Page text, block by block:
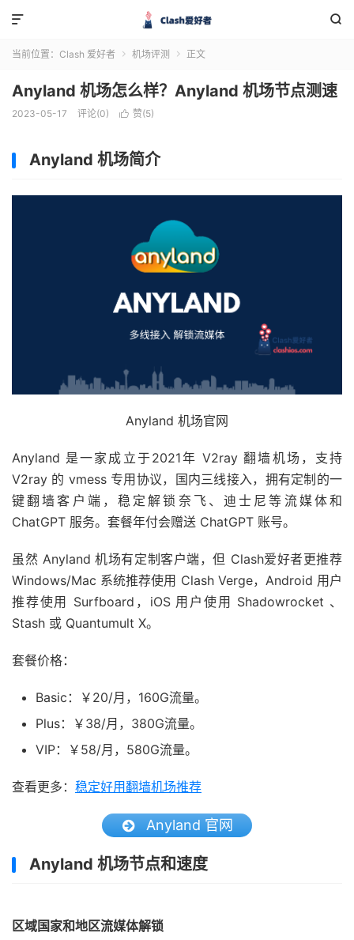


当前位置： Clash 爱好者  机场评测  正文
Anyland 机场怎么样？Anyland 机场节点测速
2023-05-17 评论(0)  赞(5)
Anyland 机场简介
Anyland 机场官网
Anyland 是一家成立于2021年 V2ray 翻墙机场，支持
V2ray 的 vmess 专用协议，国内三线接入，拥有定制的一
键翻墙客户端，稳定解锁奈飞、迪士尼等流媒体和
ChatGPT 服务。套餐年付会赠送 ChatGPT 账号。
虽然 Anyland 机场有定制客户端，但 Clash爱好者更推荐
Windows/Mac 系统推荐使用 Clash Verge，Android 用户
推荐使用 Surfboard，iOS 用户使用 Shadowrocket 、
Stash 或 Quantumult X。
套餐价格：
Basic：￥20/月，160G流量。
Plus：￥38/月，380G流量。
VIP：￥58/月，580G流量。
查看更多： 稳定好用翻墙机场推荐
Anyland 官网
Anyland 机场节点和速度
区域国家和地区流媒体解锁